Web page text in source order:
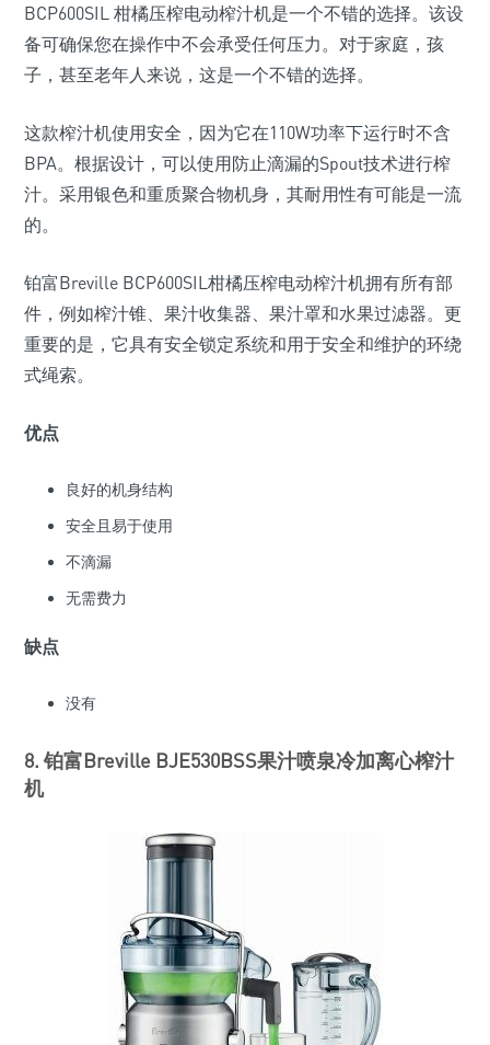
BCP600SIL 柑橘压榨电动榨汁机是一个不错的选择。该设
备可确保您在操作中不会承受任何压力。对于家庭，孩
子，甚至老年人来说，这是一个不错的选择。
这款榨汁机使用安全，因为它在110W功率下运行时不含
BPA。根据设计，可以使用防止滴漏的Spout技术进行榨
汁。采用银色和重质聚合物机身，其耐用性有可能是一流
的。
铂富Breville BCP600SIL柑橘压榨电动榨汁机拥有所有部
件，例如榨汁锥、果汁收集器、果汁罩和水果过滤器。更
重要的是，它具有安全锁定系统和用于安全和维护的环绕
式绳索。
优点
良好的机身结构
安全且易于使用
不滴漏
无需费力
缺点
没有
8. 铂富Breville BJE530BSS果汁喷泉冷加离心榨汁
机